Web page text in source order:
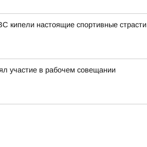
кипели настоящие спортивные страсти
участие в рабочем совещании